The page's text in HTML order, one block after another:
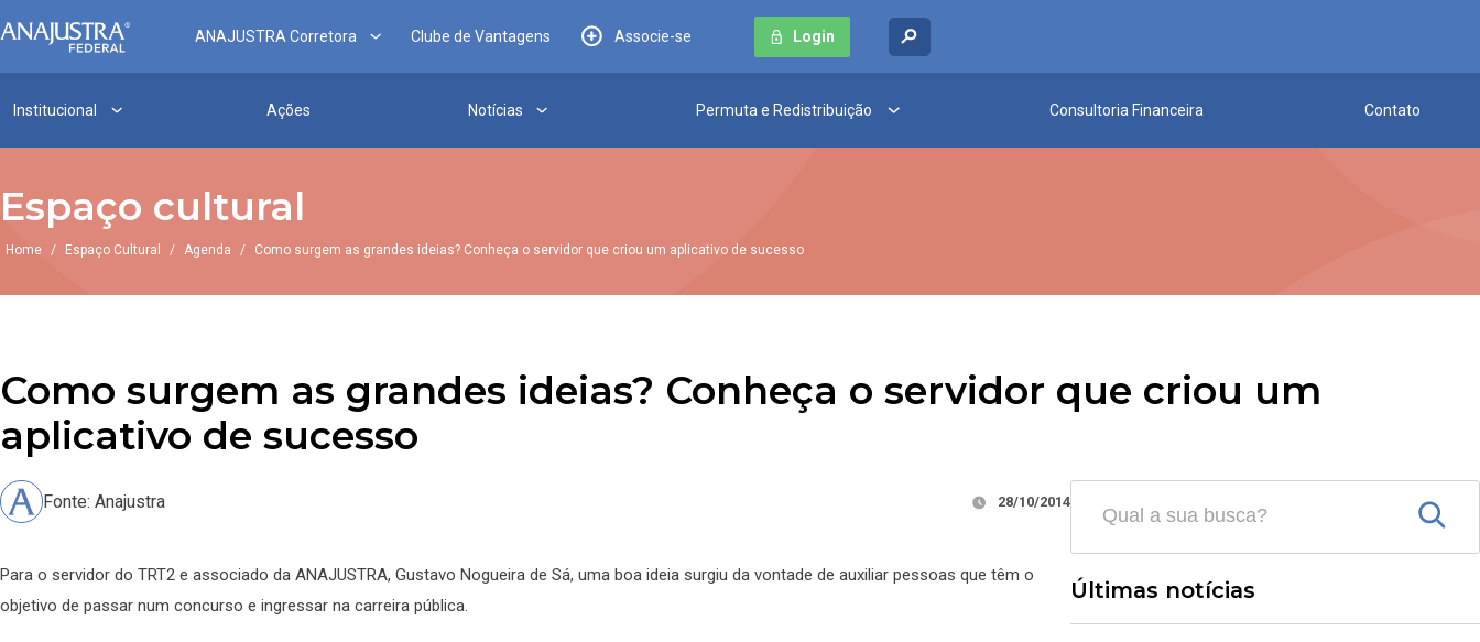
ANAJUSTRA Corretora Clube de Vantagens Associe-se Login
Institucional Ações Notícias Permuta e Redistribuição Consultoria Financeira Contato
Espaço cultural
Home / Espaço Cultural / Agenda / Como surgem as grandes ideias? Conheça o servidor que criou um aplicativo de sucesso
Como surgem as grandes ideias? Conheça o servidor que criou um
aplicativo de sucesso
Fonte: Anajustra 28/10/2014
Para o servidor do TRT2 e associado da ANAJUSTRA, Gustavo Nogueira de Sá, uma boa ideia surgiu da vontade de auxiliar pessoas que têm o
objetivo de passar num concurso e ingressar na carreira pública.
Últimas notícias